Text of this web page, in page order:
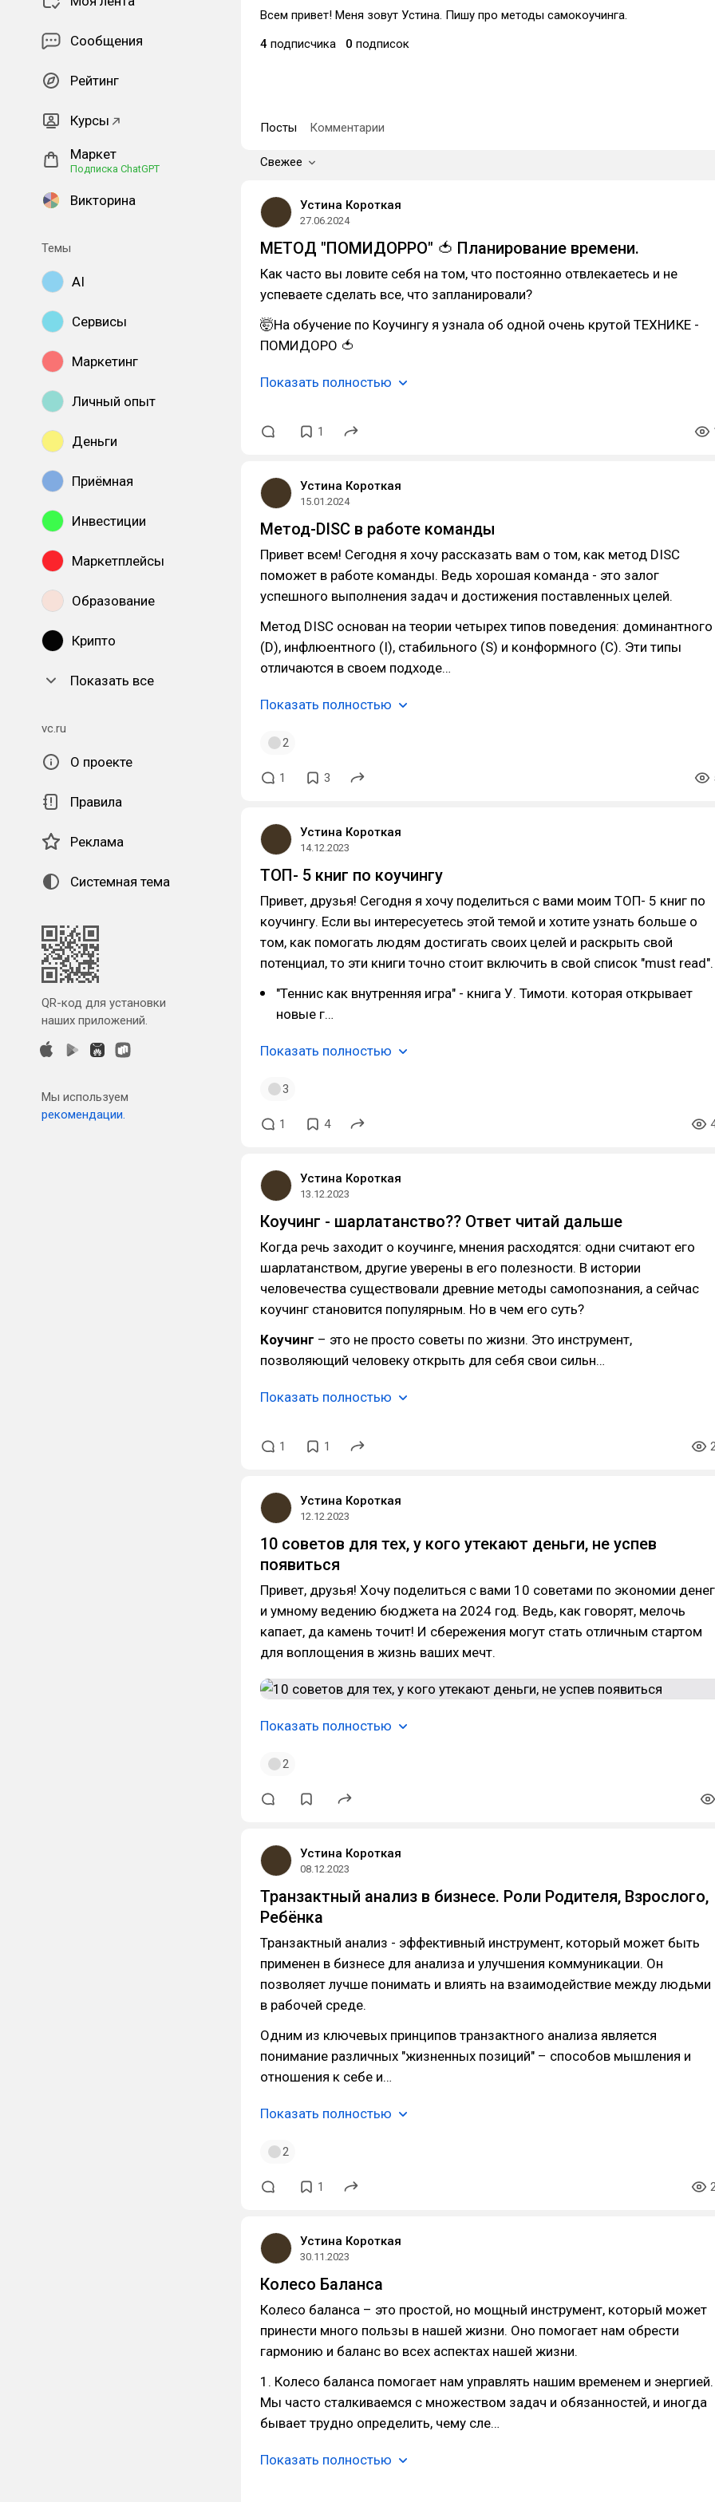
Сообщения
Рейтинг
Курсы
Маркет
Подписка ChatGPT
Викторина
Темы
AI
Сервисы
Маркетинг
Личный опыт
Деньги
Приёмная
Инвестиции
Маркетплейсы
Образование
Крипто
Показать все
vc.ru
О проекте
Правила
Реклама
Системная тема
QR-код для установки
наших приложений.
Мы используем
рекомендации.
Всем привет! Меня зовут Устина. Пишу про методы самокоучинга.
4 подписчика 0 подписок
Посты Комментарии
Свежее
Устина Короткая
27.06.2024
МЕТОД "ПОМИДОРРО" 🍅 Планирование времени.
Как часто вы ловите себя на том, что постоянно отвлекаетесь и не
успеваете сделать все, что запланировали?
🤯На обучение по Коучингу я узнала об одной очень крутой ТЕХНИКЕ -
ПОМИДОРО 🍅
Показать полностью
1
Устина Короткая
15.01.2024
Метод-DISC в работе команды
Привет всем! Сегодня я хочу рассказать вам о том, как метод DISC
поможет в работе команды. Ведь хорошая команда - это залог
успешного выполнения задач и достижения поставленных целей.
Метод DISC основан на теории четырех типов поведения: доминантного
(D), инфлюентного (I), стабильного (S) и конформного (С). Эти типы
отличаются в своем подходе…
Показать полностью
2
1 3
Устина Короткая
14.12.2023
ТОП- 5 книг по коучингу
Привет, друзья! Сегодня я хочу поделиться с вами моим ТОП- 5 книг по
коучингу. Если вы интересуетесь этой темой и хотите узнать больше о
том, как помогать людям достигать своих целей и раскрыть свой
потенциал, то эти книги точно стоит включить в свой список "must read".
"Теннис как внутренняя игра" - книга У. Тимоти. которая открывает
новые г…
Показать полностью
3
1 4
Устина Короткая
13.12.2023
Коучинг - шарлатанство?? Ответ читай дальше
Когда речь заходит о коучинге, мнения расходятся: одни считают его
шарлатанством, другие уверены в его полезности. В истории
человечества существовали древние методы самопознания, а сейчас
коучинг становится популярным. Но в чем его суть?
Коучинг – это не просто советы по жизни. Это инструмент,
позволяющий человеку открыть для себя свои сильн…
Показать полностью
1 1
Устина Короткая
12.12.2023
10 советов для тех, у кого утекают деньги, не успев
появиться
Привет, друзья! Хочу поделиться с вами 10 советами по экономии денег
и умному ведению бюджета на 2024 год. Ведь, как говорят, мелочь
капает, да камень точит! И сбережения могут стать отличным стартом
для воплощения в жизнь ваших мечт.
Показать полностью
2
Устина Короткая
08.12.2023
Транзактный анализ в бизнесе. Роли Родителя, Взрослого,
Ребёнка
Транзактный анализ - эффективный инструмент, который может быть
применен в бизнесе для анализа и улучшения коммуникации. Он
позволяет лучше понимать и влиять на взаимодействие между людьми
в рабочей среде.
Одним из ключевых принципов транзактного анализа является
понимание различных "жизненных позиций" – способов мышления и
отношения к себе и…
Показать полностью
2
1
Устина Короткая
30.11.2023
Колесо Баланса
Колесо баланса – это простой, но мощный инструмент, который может
принести много пользы в нашей жизни. Оно помогает нам обрести
гармонию и баланс во всех аспектах нашей жизни.
1. Колесо баланса помогает нам управлять нашим временем и энергией.
Мы часто сталкиваемся с множеством задач и обязанностей, и иногда
бывает трудно определить, чему сле…
Показать полностью